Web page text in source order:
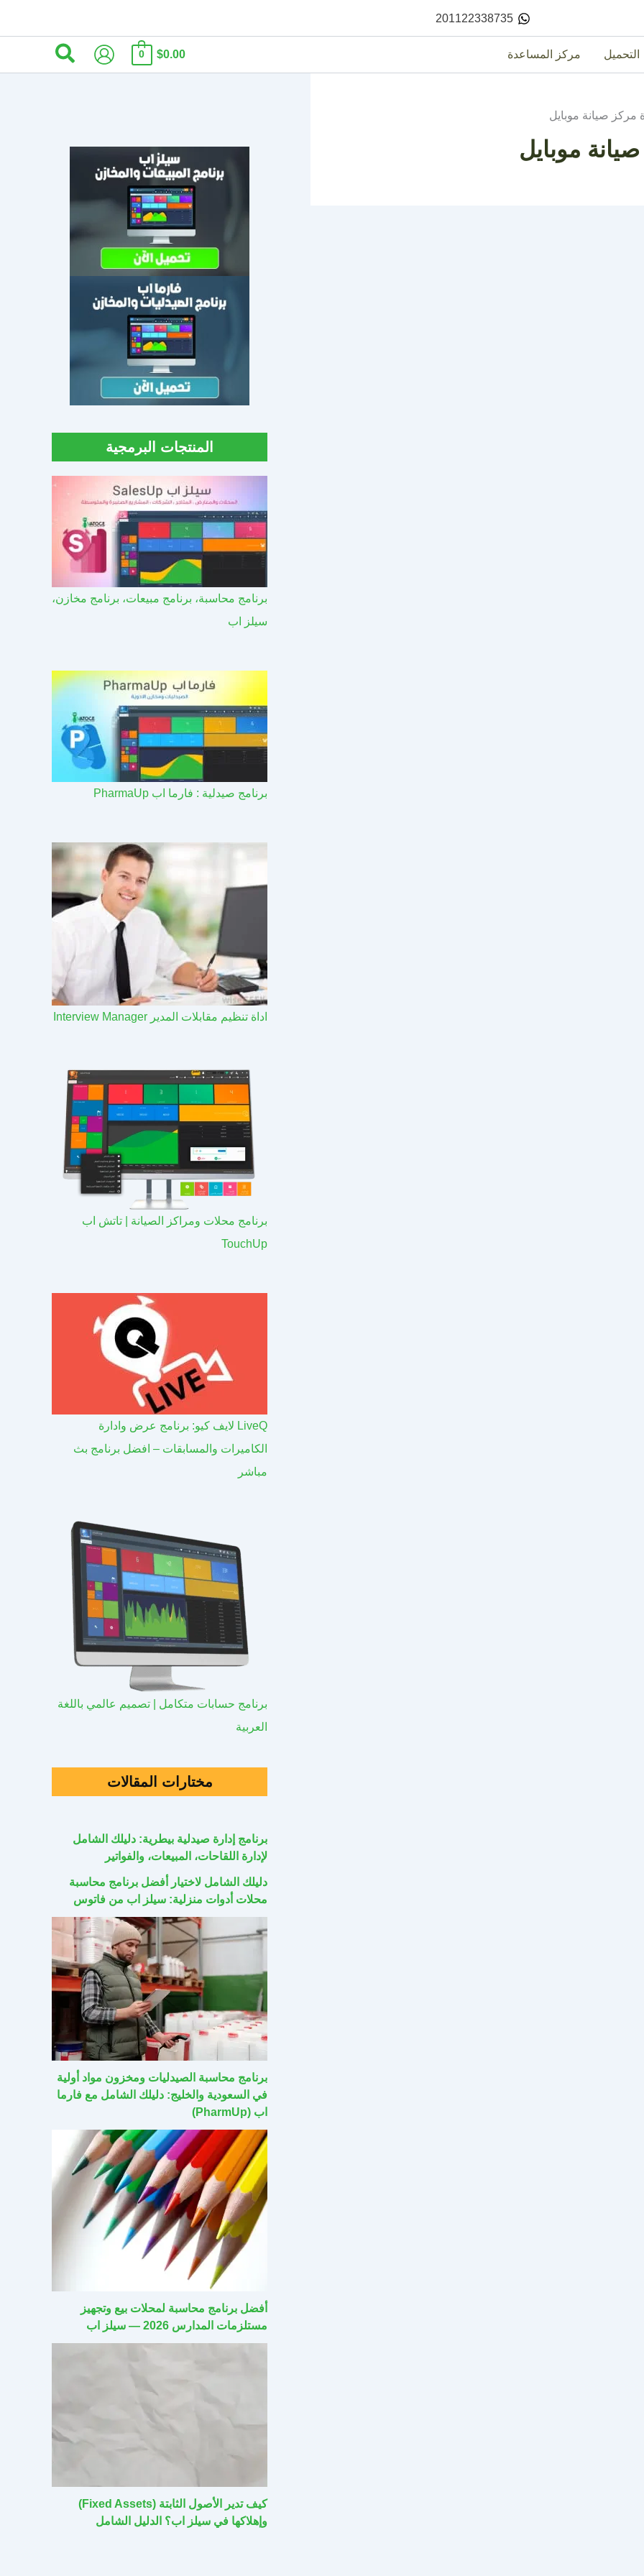
201122338735
التحميل مركز المساعدة $0.00
0 البحث
مركز صيانة موبايل
موبايل
المنتجات البرمجية
برنامج محاسبة، برنامج مبيعات، برنامج مخازن،
سيلز اب
برنامج صيدلية : فارما اب PharmaUp​
اداة تنظيم مقابلات المدير Interview Manager
برنامج محلات ومراكز الصيانة | تاتش اب
TouchUp
LiveQ لايف كيو: برنامج عرض وادارة
الكاميرات والمسابقات – افضل برنامج بث
مباشر
برنامج حسابات متكامل | تصميم عالمي باللغة
العربية
مختارات المقالات
برنامج إدارة صيدلية بيطرية: دليلك الشامل
لإدارة اللقاحات، المبيعات، والفواتير
دليلك الشامل لاختيار أفضل برنامج محاسبة
محلات أدوات منزلية: سيلز اب من فاتوس
برنامج محاسبة الصيدليات ومخزون مواد أولية
في السعودية والخليج: دليلك الشامل مع فارما
اب (PharmUp)
أفضل برنامج محاسبة لمحلات بيع وتجهيز
مستلزمات المدارس 2026 — سيلز اب
كيف تدير الأصول الثابتة (Fixed Assets)
وإهلاكها في سيلز اب؟ الدليل الشامل